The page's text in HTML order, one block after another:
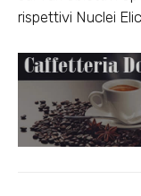
rispettivi Nuclei